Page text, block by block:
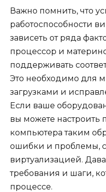
Важно помнить, что
работоспособности
зависеть от ряда
процессор и
поддерживать
Это необходимо для
загрузками и
Если ваше
вы можете настроить
компьютера таким
ошибки и проблемы,
виртуализацией.
требования и шаги,
процессе.